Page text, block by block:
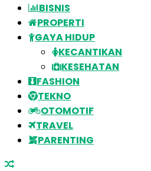
BISNIS
PROPERTI
GAYA HIDUP
KECANTIKAN
KESEHATAN
FASHION
TEKNO
OTOMOTIF
TRAVEL
PARENTING